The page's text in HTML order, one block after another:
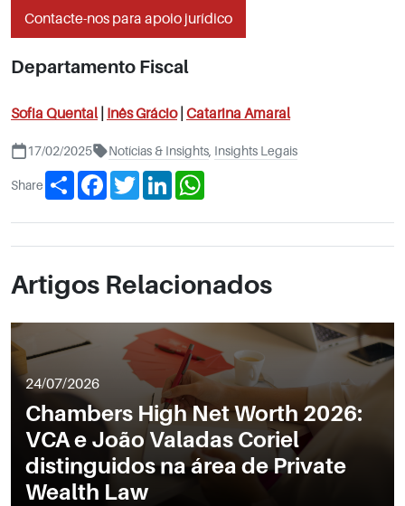
Contacte-nos para apoio jurídico
Departamento Fiscal
Sofia Quental Inês Grácio Catarina Amaral
17/02/2025 Notícias & Insights Insights Legais
Share Share FacebookTwitterLinkedIn
Artigos Relacionados
24/07/2026
Chambers High Net Worth 2026:
VCA e João Valadas Coriel
distinguidos na área de Private
Wealth Law